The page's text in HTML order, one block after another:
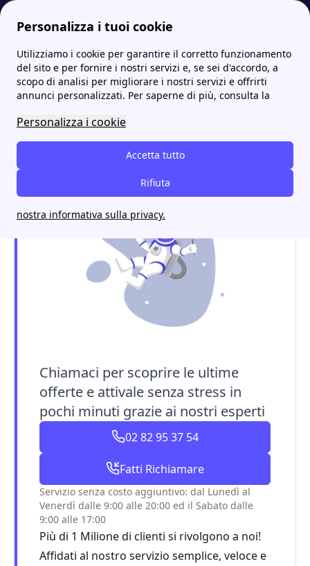
Personalizza i tuoi cookie
Utilizziamo i cookie per garantire il corretto funzionamento
del sito e per fornire i nostri servizi e, se sei d'accordo, a
scopo di analisi per migliorare i nostri servizi e offrirti
annunci personalizzati. Per saperne di più, consulta la
Personalizza i cookie
Accetta tutto
Rifiuta
nostra informativa sulla privacy.
Internet Casa PosteMobile: scopri le offerte telefonia mobile Postemobile richiesta rimborso: come procedere per ottenerla
Postemobile richiesta
rimborso: come procedere
per ottenerla
Chiamaci per scoprire le ultime
offerte e attivale senza stress in
pochi minuti grazie ai nostri esperti
02 82 95 37 54
Fatti Richiamare
Servizio senza costo aggiuntivo: dal Lunedì al
Venerdì dalle 9:00 alle 20:00 ed il Sabato dalle
9:00 alle 17:00
Più di 1 Milione di clienti si rivolgono a noi!
Affidati al nostro servizio semplice, veloce e